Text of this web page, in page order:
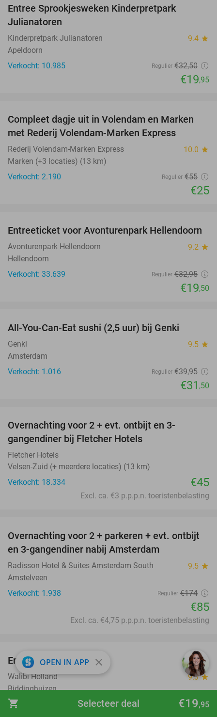
shopping_cart €19,95
Selecteer deal
Entree Sprookjesweken Kinderpretpark
Julianatoren
Kinderpretpark Julianatoren 9.4 star
Apeldoorn
Verkocht: 10.985
Regulier €32,50
€19,95
55%
Compleet dagje uit in Volendam en Marken
met Rederij Volendam-Marken Express
Rederij Volendam-Marken Express 10.0 star
Marken (+3 locaties) (13 km)
Verkocht: 2.190
Regulier €55
€25
41%
Entreeticket voor Avonturenpark Hellendoorn
Avonturenpark Hellendoorn 9.2 star
Hellendoorn
Verkocht: 33.639
Regulier €32,95
€19,50
All-You-Can-Eat sushi (2,5 uur) bij Genki
Genki 9.5 star
Amsterdam
Verkocht: 1.016
Regulier €39,95
€31 ,50
Overnachting voor 2 + evt. ontbijt en 3-
gangendiner bij Fletcher Hotels
Fletcher Hotels
Velsen-Zuid (+ meerdere locaties) (13 km)
Verkocht: 18.334
€45
Excl. ca. €3 p.p.p.n. toeristenbelasting
51%
Overnachting voor 2 + parkeren + evt. ontbijt
en 3-gangendiner nabij Amsterdam
Radisson Hotel & Suites Amsterdam South 9.5 star
Amstelveen
Verkocht: 1.938
Regulier €174
€85
Excl. ca. €4,75 p.p.p.n. toeristenbelasting
25%
Entree Walibi Holland
Walibi Holland 9.3star
Biddinghuizen
Verkocht: 5.139
Regulier €46
OPEN IN APP close